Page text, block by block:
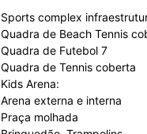
Sports complex
Quadra de Beach Tennis
Quadra de Futebol 7
Quadra de Tennis coberta
Kids Arena:
Arena externa e interna
Praça molhada